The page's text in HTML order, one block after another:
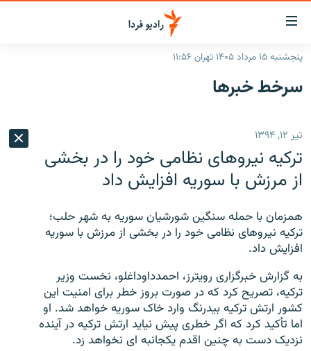
لینک‌های
قابلیت
دسترسی
بازگشت
اصلی
رفتن
صفحه
ایران
رادیو
انتخاب کنید و بشنوید
فرکانس‌ها
پادکست
گزارش‌های تصویری
گزارش‌های ویدئویی
زنان فردا
English
به ما بپیوندید
پنجشنبه ۱۵ مرداد ۱۴۰۵ تهران ۱۱:۵۶
سرخط‌ خبرها
تیر ۱۲, ۱۳۹۴
ترکیه نیروهای نظامی خود را در بخشی
از مرزش با سوریه افزایش داد
همزمان با حمله سنگین شورشیان سوریه به شهر حلب؛
ترکیه نیروهای نظامی خود را در بخشی از مرزش با سوریه
افزایش داد.
به گزارش خبرگزاری رویترز، احمدداوداغلو، نخست وزیر
ترکیه، تصریح کرد که در صورت بروز خطر برای امنیت این
کشور ارتش ترکیه بیدرنگ وارد خاک سوریه خواهد شد. او
اما تأکید کرد که اگر خطری پیش نیاید ارتش ترکیه در آینده
نزدیک دست به چنین اقدم یکجانبه ای نخواهد زد.